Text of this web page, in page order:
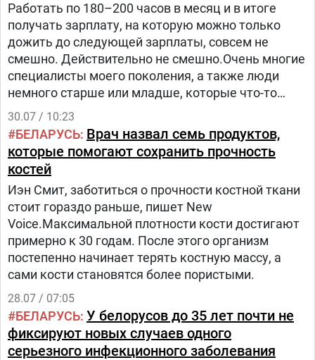
Работать по 180–200 часов в месяц и в итоге
получать зарплату, на которую можно только
дожить до следующей зарплаты, совсем не
смешно. Действительно не смешно.Очень многие
специалисты моего поколения, а также люди
немного старше или младше, которые что-то
собой представляли, искали путь на Запад и
нашли его.
30.07 / 10:23
БЕЛАРУСЬ Врач назвал семь продуктов,
которые помогают сохранить прочность
костей
Иэн Смит, заботиться о прочности костной ткани
стоит гораздо раньше, пишет New
Voice.Максимальной плотности кости достигают
примерно к 30 годам. После этого организм
постепенно начинает терять костную массу, а
сами кости становятся более пористыми.
28.07 / 07:05
БЕЛАРУСЬ У белорусов до 35 лет почти не
фиксируют новых случаев одного
серьезного инфекционного заболевания